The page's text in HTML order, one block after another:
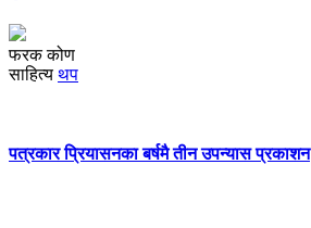
फरक कोण
साहित्य थप
पत्रकार प्रियासनका बर्षमै तीन उपन्यास प्रकाशन